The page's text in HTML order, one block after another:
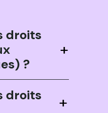
droits
?
+
droits
+